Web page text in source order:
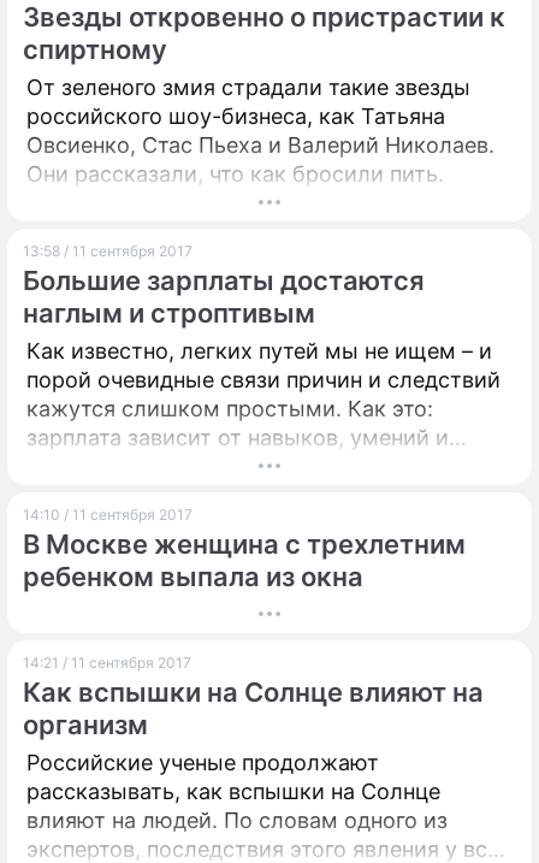
Звезды откровенно о пристрастии к
спиртному
От зеленого змия страдали такие звезды
российского шоу-бизнеса, как Татьяна
Овсиенко, Стас Пьеха и Валерий Николаев.
Они рассказали, что как бросили пить.
13:58 / 11 сентября 2017
Большие зарплаты достаются
наглым и строптивым
Как известно, легких путей мы не ищем – и
порой очевидные связи причин и следствий
кажутся слишком простыми. Как это:
зарплата зависит от навыков, умений и
опыта? Ну, уж нет! Должно быть,
то секрет, который знают некоторые люди –
те самые, чей уровень зарплаты явно
объясняется какими-то дополнительными
факторами. И что же вы думаете – такой
14:10 / 11 сентября 2017
В Москве женщина с трехлетним
ребенком выпала из окна
14:21 / 11 сентября 2017
Как вспышки на Солнце влияют на
организм
Российские ученые продолжают
рассказывать, как вспышки на Солнце
влияют на людей. По словам одного из
экспертов, последствия этого явления у всех